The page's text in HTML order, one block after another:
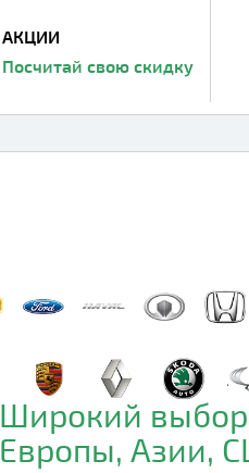
АКЦИИ
Посчитай свою скидку
Широкий выбор
Европы, Азии,